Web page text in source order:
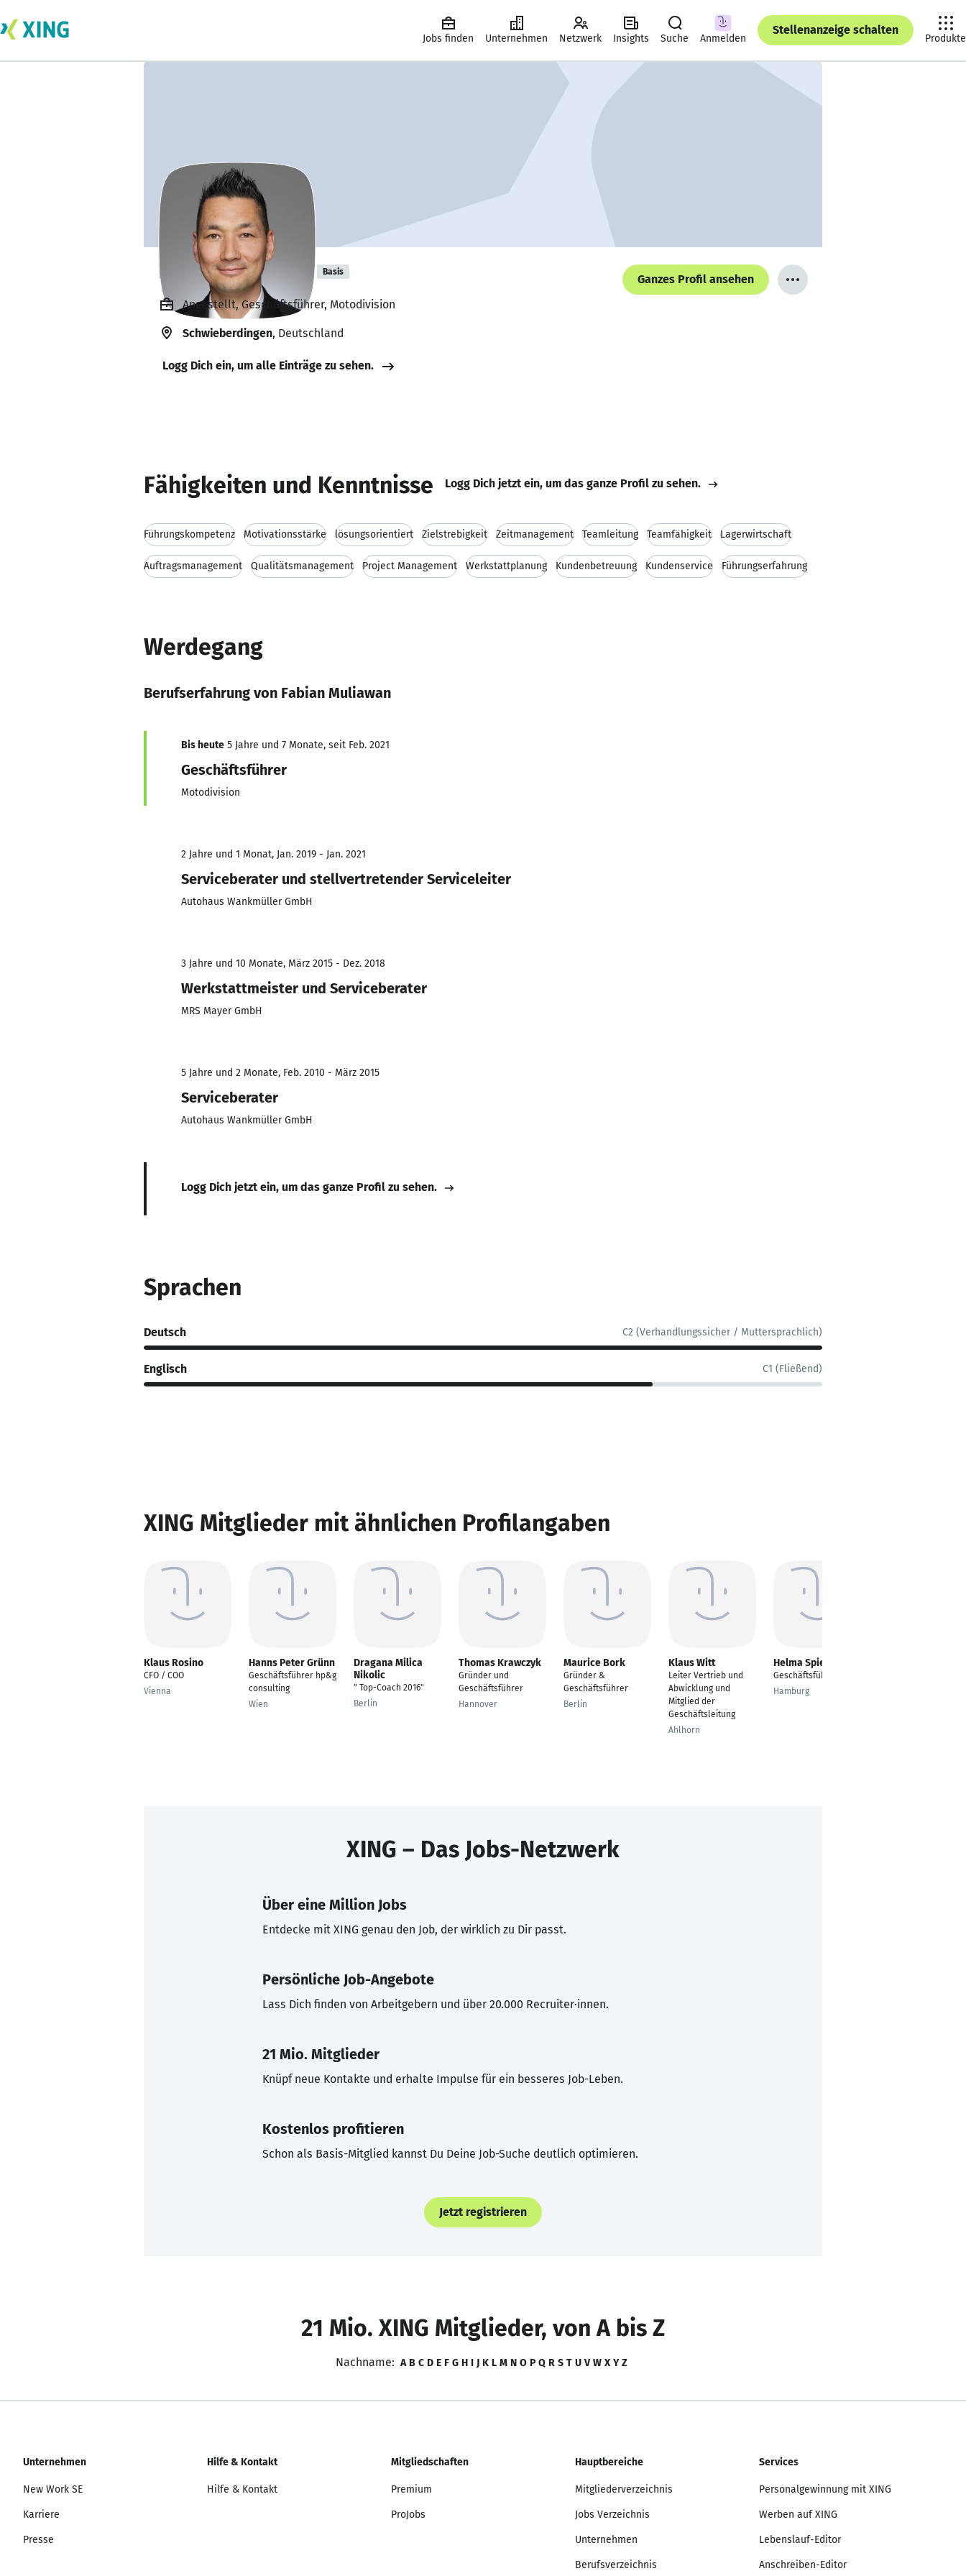
Jobs finden Unternehmen Netzwerk Insights Suche Anmelden
Stellenanzeige schalten
Produkte
Fabian Muliawan Basis
Ganzes Profil ansehen
Angestellt, Geschäftsführer, Motodivision
Schwieberdingen, Deutschland
Logg Dich ein, um alle Einträge zu sehen.
Fähigkeiten und Kenntnisse Logg Dich jetzt ein, um das ganze Profil zu sehen.
Führungskompetenz Motivationsstärke lösungsorientiert Zielstrebigkeit Zeitmanagement Teamleitung Teamfähigkeit Lagerwirtschaft
Auftragsmanagement Qualitätsmanagement Project Management Werkstattplanung Kundenbetreuung Kundenservice Führungserfahrung
Werdegang
Berufserfahrung von Fabian Muliawan
Bis heute 5 Jahre und 7 Monate, seit Feb. 2021
Geschäftsführer
Motodivision
2 Jahre und 1 Monat, Jan. 2019 - Jan. 2021
Serviceberater und stellvertretender Serviceleiter
Autohaus Wankmüller GmbH
3 Jahre und 10 Monate, März 2015 - Dez. 2018
Werkstattmeister und Serviceberater
MRS Mayer GmbH
5 Jahre und 2 Monate, Feb. 2010 - März 2015
Serviceberater
Autohaus Wankmüller GmbH
Logg Dich jetzt ein, um das ganze Profil zu sehen.
Sprachen
Deutsch C2 (Verhandlungssicher / Muttersprachlich)
Englisch C1 (Fließend)
XING Mitglieder mit ähnlichen Profilangaben
Klaus Rosino
CFO / COO
Vienna
Hanns Peter Grünn
Geschäftsführer hp&g
consulting
Wien
Dragana Milica
Nikolic
" Top-Coach 2016"
Berlin
Thomas Krawczyk
Gründer und
Geschäftsführer
Hannover
Maurice Bork
Gründer &
Geschäftsführer
Berlin
Klaus Witt
Leiter Vertrieb und
Abwicklung und
Mitglied der
Geschäftsleitung
Ahlhorn
Helma Spieker
Geschäftsführer
Hamburg
XING – Das Jobs-Netzwerk
Über eine Million Jobs
Entdecke mit XING genau den Job, der wirklich zu Dir passt.
Persönliche Job-Angebote
Lass Dich finden von Arbeitgebern und über 20.000 Recruiter·innen.
21 Mio. Mitglieder
Knüpf neue Kontakte und erhalte Impulse für ein besseres Job-Leben.
Kostenlos profitieren
Schon als Basis-Mitglied kannst Du Deine Job-Suche deutlich optimieren.
Jetzt registrieren
21 Mio. XING Mitglieder, von A bis Z
Nachname: A B C D E F G H I J K L M N O P Q R S T U V W X Y Z
Unternehmen
New Work SE
Karriere
Presse
Hilfe & Kontakt
Hilfe & Kontakt
Mitgliedschaften
Premium
ProJobs
Hauptbereiche
Mitgliederverzeichnis
Jobs Verzeichnis
Unternehmen
Berufsverzeichnis
Services
Personalgewinnung mit XING
Werben auf XING
Lebenslauf-Editor
Anschreiben-Editor